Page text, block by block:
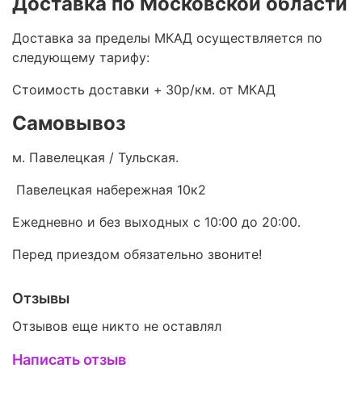
Доставка за пределы МКАД осуществляется по
следующему тарифу:
Стоимость доставки + 30р/км. от МКАД
Самовывоз
м. Павелецкая / Тульская.
Павелецкая набережная 10к2
Ежедневно и без выходных с 10:00 до 20:00.
Перед приездом обязательно звоните!
Отзывы
Отзывов еще никто не оставлял
Написать отзыв